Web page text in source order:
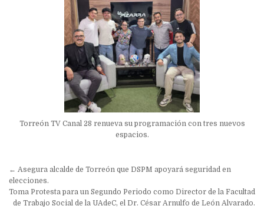
Torreón TV Canal 28 renueva su programación con tres nuevos
espacios.
Navegación
de
entradas
← Asegura alcalde de Torreón que DSPM apoyará seguridad en
elecciones.
Toma Protesta para un Segundo Periodo como Director de la Facultad
de Trabajo Social de la UAdeC, el Dr. César Arnulfo de León Alvarado.